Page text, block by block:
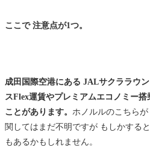
ここで 注意点が1つ。
成田国際空港にある JALサクララウ
スFlex運賃やプレミアムエコノミー
ことがあります。 ホノルルのこちら
関してはまだ不明ですが もしかする
もあるかもしれません。